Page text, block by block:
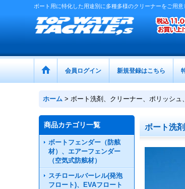
ボート用に特化した用途別に多種多様のクリーナーをご用意
会員ログイン 新規登録はこちら
ホーム > ボート洗剤、クリーナー、ポリッシュ
商品カテゴリ一覧
ボートフェンダー（防舷
材）、エアーフェンダー
（空気式防舷材）
スチロールバーレル(発泡
フロート)、EVAフロート
ボート洗